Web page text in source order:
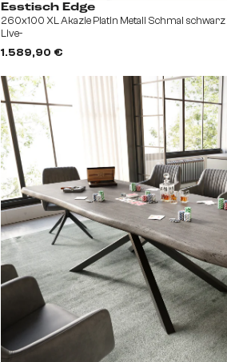
Esstisch Edge
260x100 XL Akazie Platin Metall Schmal schwarz
Live-
1.589,90 €